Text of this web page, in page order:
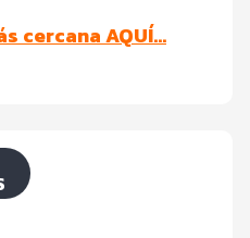
cercana AQUÍ…